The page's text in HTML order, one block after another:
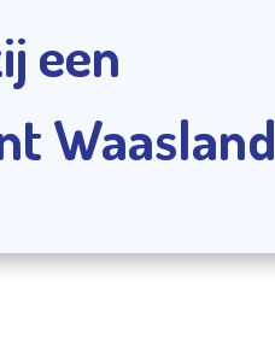
een
Waasland